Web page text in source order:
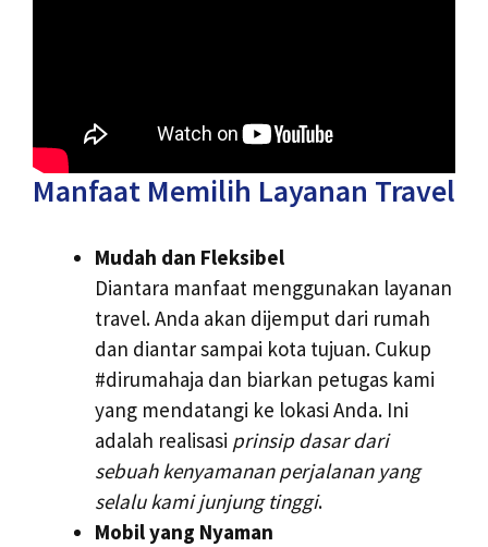
Manfaat Memilih Layanan Travel
Mudah dan Fleksibel
Diantara manfaat menggunakan layanan
travel. Anda akan dijemput dari rumah
dan diantar sampai kota tujuan. Cukup
#dirumahaja dan biarkan petugas kami
yang mendatangi ke lokasi Anda. Ini
adalah realisasi prinsip dasar dari
sebuah kenyamanan perjalanan yang
selalu kami junjung tinggi.
Mobil yang Nyaman